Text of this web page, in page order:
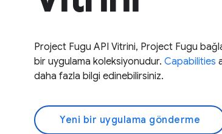
Project Fugu API Vitrini, Project Fugu
bir uygulama koleksiyonudur. Capabilities
daha fazla bilgi edinebilirsiniz.
Yeni bir uygulama gönderme